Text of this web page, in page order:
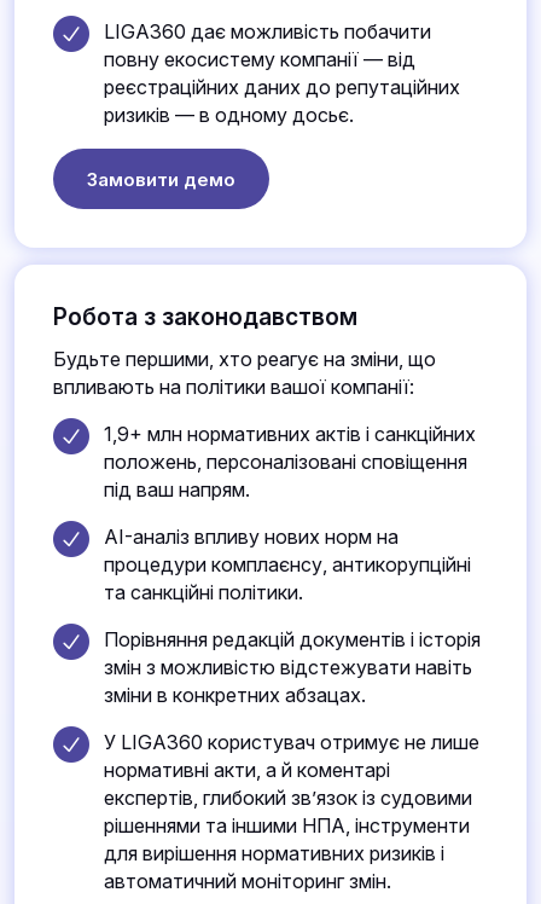
LIGA360 дає можливість побачити
повну екосистему компанії — від
реєстраційних даних до репутаційних
ризиків — в одному досьє.
Замовити демо
Робота з законодавством
Будьте першими, хто реагує на зміни, що
впливають на політики вашої компанії:
1,9+ млн нормативних актів і санкційних
положень, персоналізовані сповіщення
під ваш напрям.
AI-аналіз впливу нових норм на
процедури комплаєнсу, антикорупційні
та санкційні політики.
Порівняння редакцій документів і історія
змін з можливістю відстежувати навіть
зміни в конкретних абзацах.
У LIGA360 користувач отримує не лише
нормативні акти, а й коментарі
експертів, глибокий зв’язок із судовими
рішеннями та іншими НПА, інструменти
для вирішення нормативних ризиків і
автоматичний моніторинг змін.